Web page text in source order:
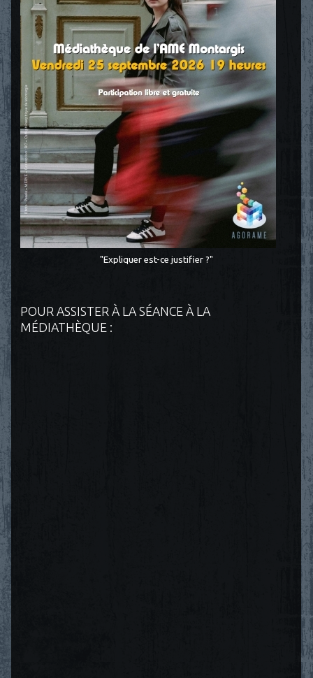
"Expliquer est-ce justifier ?"
POUR ASSISTER À LA SÉANCE À LA
MÉDIATHÈQUE :